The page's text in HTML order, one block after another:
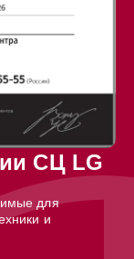
СЦ LG
для
и